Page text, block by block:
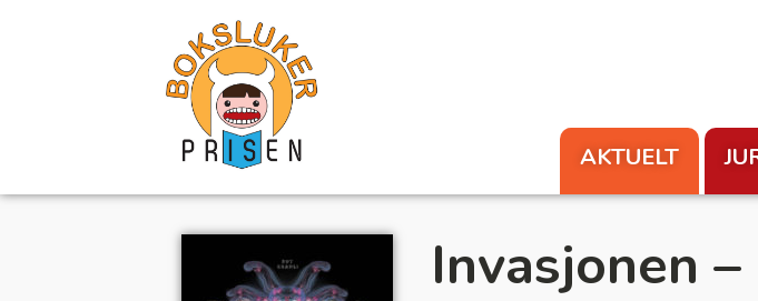
AKTUELT
Invasjonen